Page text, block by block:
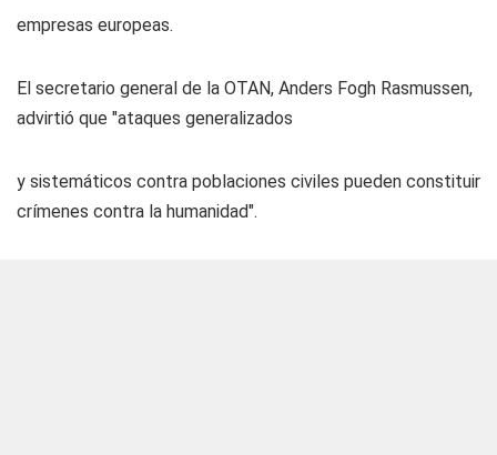
empresas europeas.
El secretario general de la OTAN, Anders Fogh Rasmussen,
advirtió que "ataques generalizados
y sistemáticos contra poblaciones civiles pueden constituir
crímenes contra la humanidad".